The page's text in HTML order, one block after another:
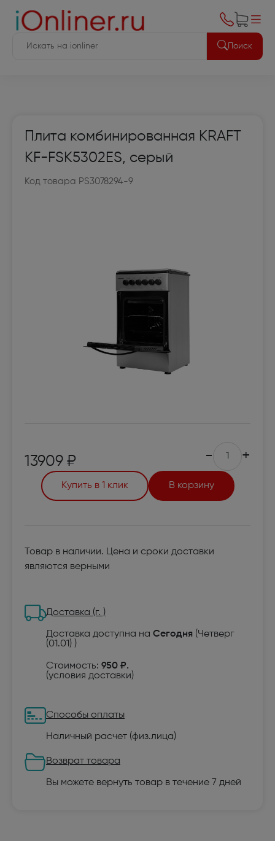
Поиск
Плита комбинированная KRAFT
KF-FSK5302ES, серый
Код товара PS3078294-9
13909 ₽ - +
Купить в 1 клик В корзину
Товар в наличии. Цена и сроки доставки
являются верными
Доставка (г. )
Доставка доступна на Сегодня (Четверг
(01.01) )
Стоимость: 950 ₽.
(условия доставки)
Способы оплаты
Наличный расчет (физ.лица)
Возврат товара
Вы можете вернуть товар в течение 7 дней